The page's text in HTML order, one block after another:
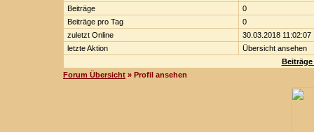
Beiträge
0
Beiträge pro Tag
0
zuletzt Online
30.03.2018 11:02:07
letzte Aktion
Übersicht ansehen
Forum Übersicht » Profil ansehen